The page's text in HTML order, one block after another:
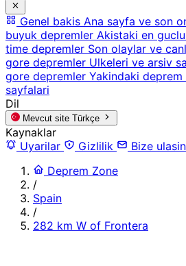
Genel bakis Ana sayfa ve son
buyuk depremler Akistaki en
time depremler Son olaylar ve
gore depremler Ulkeleri ve arsiv
gore depremler Yakindaki
sayfalari
Dil
Mevcut site Türkçe
Kaynaklar
Uyarilar
Gizlilik Bize ulasin
Deprem Zone
/
Spain
/
282 km W of Frontera